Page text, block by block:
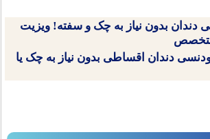
دندان بدون نیاز به چک و سفته! ویزیت
دندان اقساطی بدون نیاز به چک یا